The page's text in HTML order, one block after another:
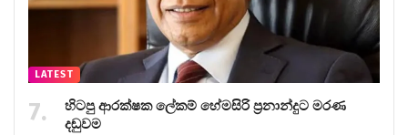
LATEST
හිටපු ආරක්ෂක ලේකම් හේමසිරි ප්‍රනාන්දුට මරණ
දඬුවම